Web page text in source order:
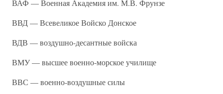
ВАФ — Военная Академия им. М.В. Фрунзе
ВВД — Всевеликое Войско Донское
ВДВ — воздушно-десантные войска
ВМУ — высшее военно-морское училище
ВВС — военно-воздушные силы